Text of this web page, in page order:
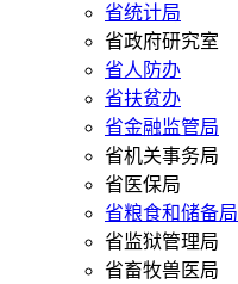
省统计局
省政府研究室
省人防办
省扶贫办
省金融监管局
省机关事务局
省医保局
省粮食和储备局
省监狱管理局
省畜牧兽医局